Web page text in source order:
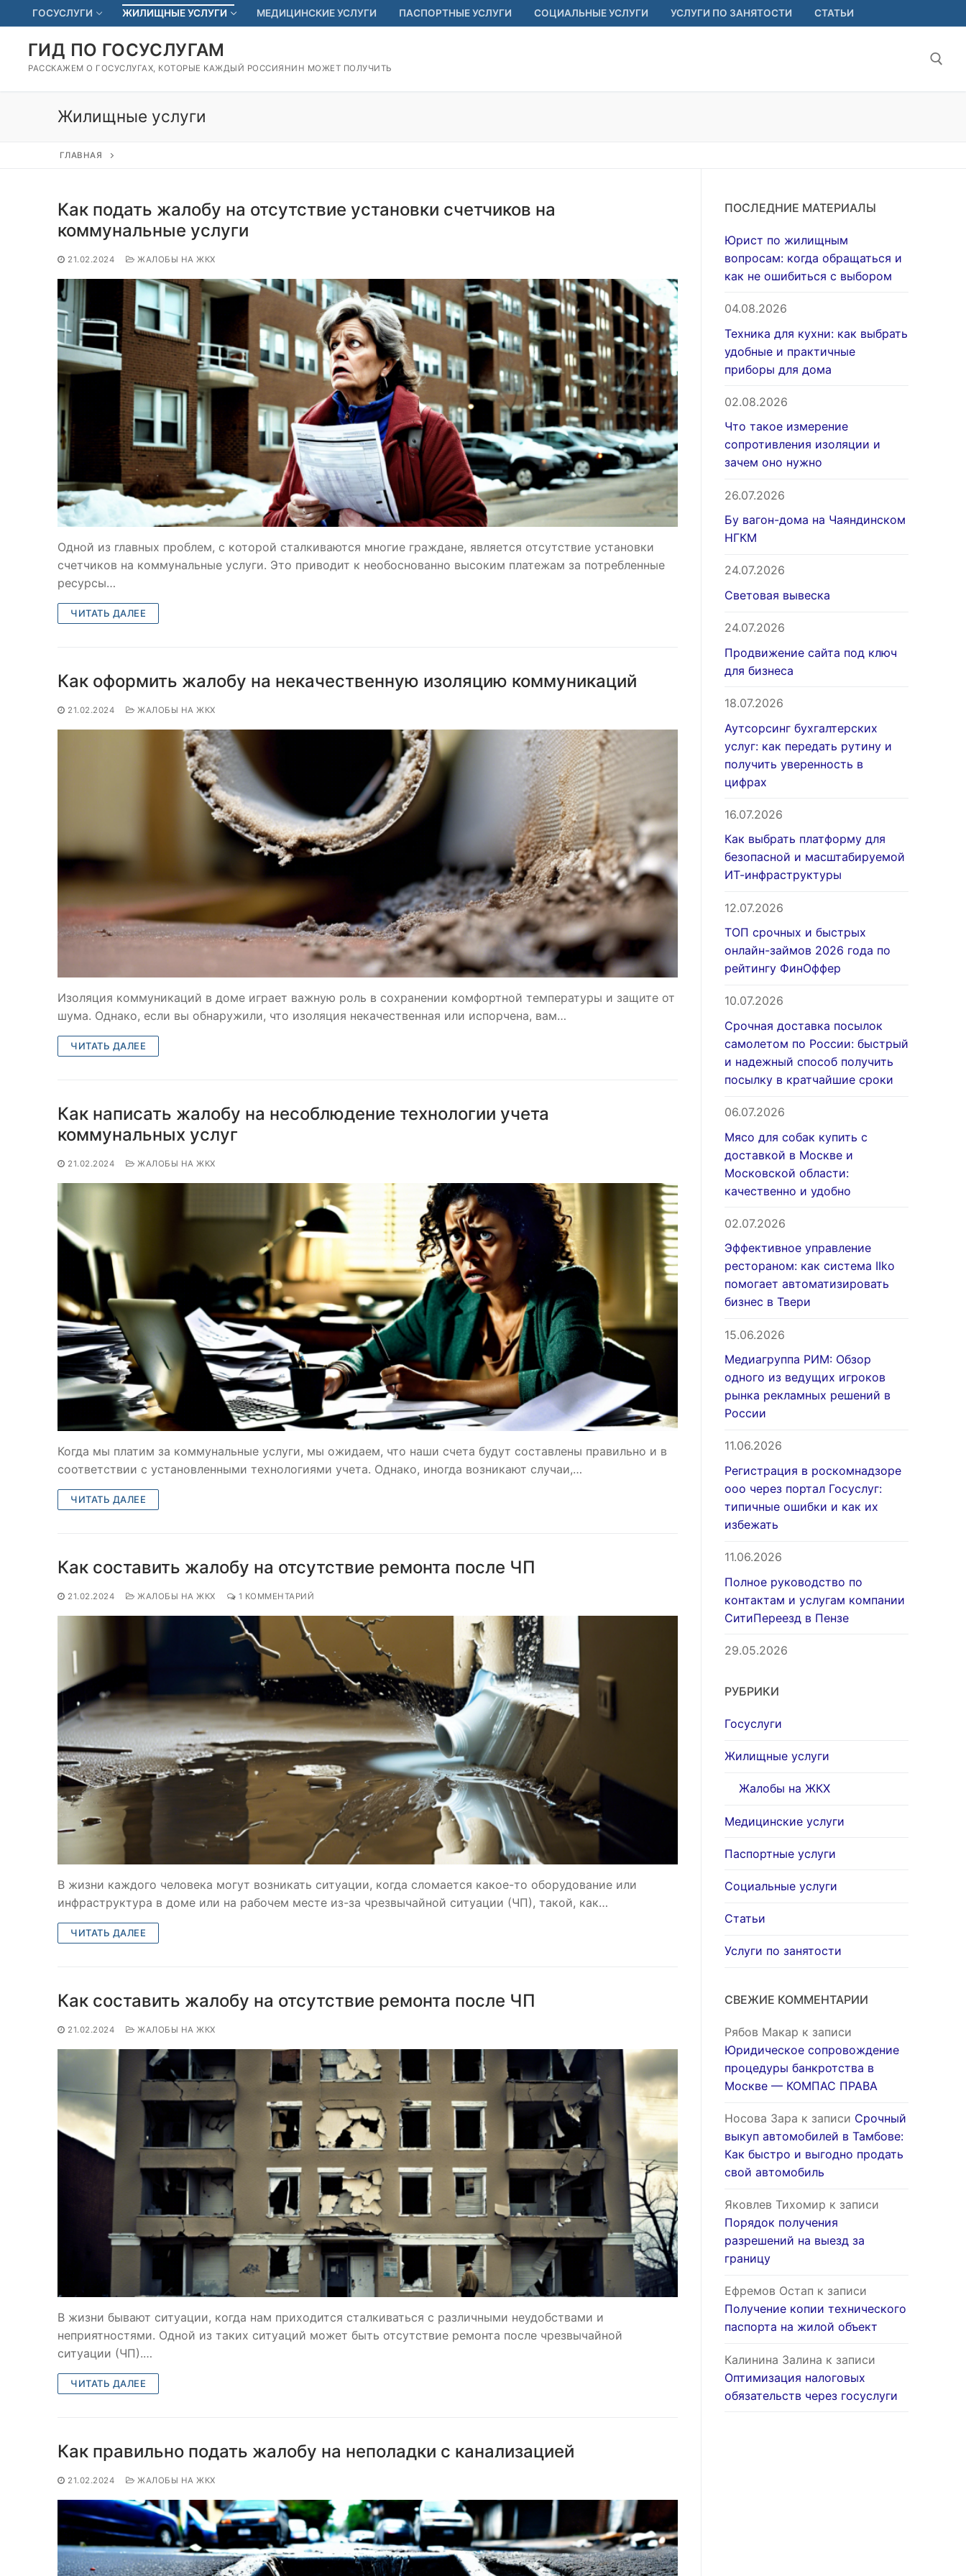
Перейти
к
содержимому
ГОСУСЛУГИ ЖИЛИЩНЫЕ УСЛУГИ МЕДИЦИНСКИЕ УСЛУГИ ПАСПОРТНЫЕ УСЛУГИ СОЦИАЛЬНЫЕ УСЛУГИ УСЛУГИ ПО ЗАНЯТОСТИ СТАТЬИ
ГИД ПО ГОСУСЛУГАМ
РАССКАЖЕМ О ГОСУСЛУГАХ, КОТОРЫЕ КАЖДЫЙ РОССИЯНИН МОЖЕТ ПОЛУЧИТЬ
Жилищные услуги
ГЛАВНАЯ
Как подать жалобу на отсутствие установки счетчиков на
коммунальные услуги
21.02.2024 ЖАЛОБЫ НА ЖКХ
Одной из главных проблем, с которой сталкиваются многие граждане, является отсутствие установки
счетчиков на коммунальные услуги. Это приводит к необоснованно высоким платежам за потребленные
ресурсы…
ЧИТАТЬ ДАЛЕЕ
Как оформить жалобу на некачественную изоляцию коммуникаций
21.02.2024 ЖАЛОБЫ НА ЖКХ
Изоляция коммуникаций в доме играет важную роль в сохранении комфортной температуры и защите от
шума. Однако, если вы обнаружили, что изоляция некачественная или испорчена, вам…
ЧИТАТЬ ДАЛЕЕ
Как написать жалобу на несоблюдение технологии учета
коммунальных услуг
21.02.2024 ЖАЛОБЫ НА ЖКХ
Когда мы платим за коммунальные услуги, мы ожидаем, что наши счета будут составлены правильно и в
соответствии с установленными технологиями учета. Однако, иногда возникают случаи,…
ЧИТАТЬ ДАЛЕЕ
Как составить жалобу на отсутствие ремонта после ЧП
21.02.2024 ЖАЛОБЫ НА ЖКХ 1 КОММЕНТАРИЙ
В жизни каждого человека могут возникать ситуации, когда сломается какое-то оборудование или
инфраструктура в доме или на рабочем месте из-за чрезвычайной ситуации (ЧП), такой, как…
ЧИТАТЬ ДАЛЕЕ
Как составить жалобу на отсутствие ремонта после ЧП
21.02.2024 ЖАЛОБЫ НА ЖКХ
В жизни бывают ситуации, когда нам приходится сталкиваться с различными неудобствами и
неприятностями. Одной из таких ситуаций может быть отсутствие ремонта после чрезвычайной
ситуации (ЧП).…
ЧИТАТЬ ДАЛЕЕ
Как правильно подать жалобу на неполадки с канализацией
21.02.2024 ЖАЛОБЫ НА ЖКХ
ПОСЛЕДНИЕ МАТЕРИАЛЫ
Юрист по жилищным
вопросам: когда обращаться и
как не ошибиться с выбором
04.08.2026
Техника для кухни: как выбрать
удобные и практичные
приборы для дома
02.08.2026
Что такое измерение
сопротивления изоляции и
зачем оно нужно
26.07.2026
Бу вагон-дома на Чаяндинском
НГКМ
24.07.2026
Световая вывеска
24.07.2026
Продвижение сайта под ключ
для бизнеса
18.07.2026
Аутсорсинг бухгалтерских
услуг: как передать рутину и
получить уверенность в
цифрах
16.07.2026
Как выбрать платформу для
безопасной и масштабируемой
ИТ-инфраструктуры
12.07.2026
ТОП срочных и быстрых
онлайн-займов 2026 года по
рейтингу ФинОффер
10.07.2026
Срочная доставка посылок
самолетом по России: быстрый
и надежный способ получить
посылку в кратчайшие сроки
06.07.2026
Мясо для собак купить с
доставкой в Москве и
Московской области:
качественно и удобно
02.07.2026
Эффективное управление
рестораном: как система IIko
помогает автоматизировать
бизнес в Твери
15.06.2026
Медиагруппа РИМ: Обзор
одного из ведущих игроков
рынка рекламных решений в
России
11.06.2026
Регистрация в роскомнадзоре
ооо через портал Госуслуг:
типичные ошибки и как их
избежать
11.06.2026
Полное руководство по
контактам и услугам компании
СитиПереезд в Пензе
29.05.2026
РУБРИКИ
Госуслуги
Жилищные услуги
Жалобы на ЖКХ
Медицинские услуги
Паспортные услуги
Социальные услуги
Статьи
Услуги по занятости
СВЕЖИЕ КОММЕНТАРИИ
Рябов Макар к записи
Юридическое сопровождение
процедуры банкротства в
Москве — КОМПАС ПРАВА
Носова Зара к записи Срочный
выкуп автомобилей в Тамбове:
Как быстро и выгодно продать
свой автомобиль
Яковлев Тихомир к записи
Порядок получения
разрешений на выезд за
границу
Ефремов Остап к записи
Получение копии технического
паспорта на жилой объект
Калинина Залина к записи
Оптимизация налоговых
обязательств через госуслуги